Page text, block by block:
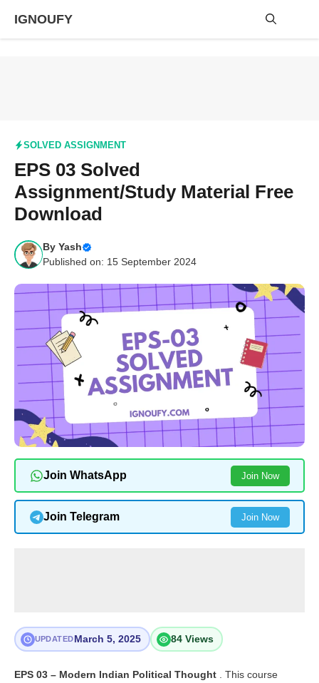
content
IGNOUFY
SOLVED ASSIGNMENT
EPS 03 Solved
Assignment/Study Material Free
Download
By Yash
Published on: 15 September 2024
Join WhatsApp Join Now
Join Telegram Join Now
UPDATED March 5, 2025 84 Views
EPS 03 – Modern Indian Political Thought . This course